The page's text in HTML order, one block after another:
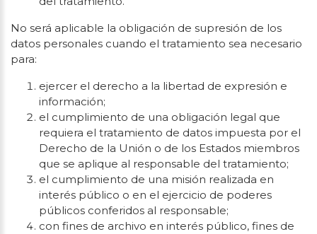
No será aplicable la obligación de supresión de los
datos personales cuando el tratamiento sea necesario
para:
ejercer el derecho a la libertad de expresión e
información;
el cumplimiento de una obligación legal que
requiera el tratamiento de datos impuesta por el
Derecho de la Unión o de los Estados miembros
que se aplique al responsable del tratamiento;
el cumplimiento de una misión realizada en
interés público o en el ejercicio de poderes
públicos conferidos al responsable;
con fines de archivo en interés público, fines de